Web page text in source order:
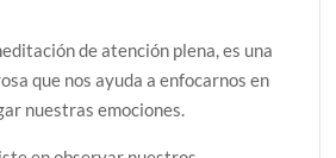
de atención plena, es una
que nos ayuda a enfocarnos en
nuestras emociones.